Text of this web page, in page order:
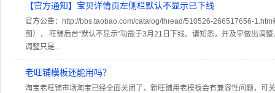
【官方通知】宝贝详情页左侧栏默认不显示已下线
官方公告：http://bbs.taobao.com/catalog/thread/510526-266517656-
图）， 旺铺后台“默认不显示”功能于3月21日下线。请知悉，并及早做出
调整只是...
老旺铺模板还能用吗？
淘宝老旺铺市场淘宝已经全面关闭了，新旺铺用老模板会有兼容性问题，